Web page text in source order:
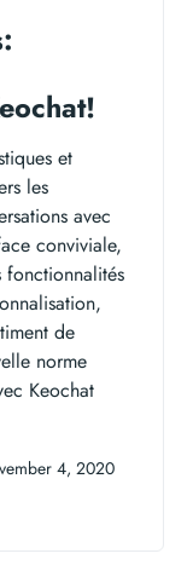
et
les
avec
conviviale,
fonctionnalités
de
norme
Keochat
4, 2020